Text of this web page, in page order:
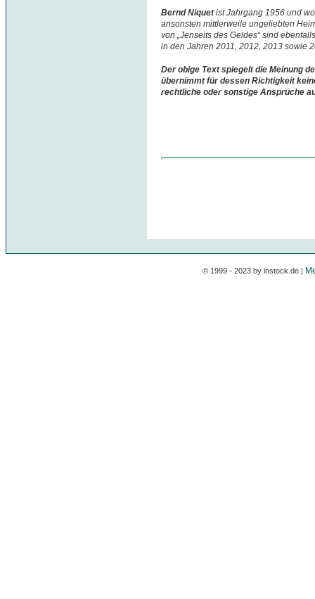
Bernd Niquetist Jahrgang 1956 und
ansonsten mittlerweile ungeliebten
von „Jenseits des Geldes“ sind
in den Jahren 2011, 2012, 2013 sowie
Der obige Text spiegelt die Meinung
übernimmt für dessen Richtigkeit
rechtliche oder sonstige Ansprüche
© 1999 - 2023 by instock.de |